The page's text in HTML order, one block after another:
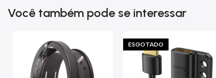
Você também pode se interessar
ESGOTADO